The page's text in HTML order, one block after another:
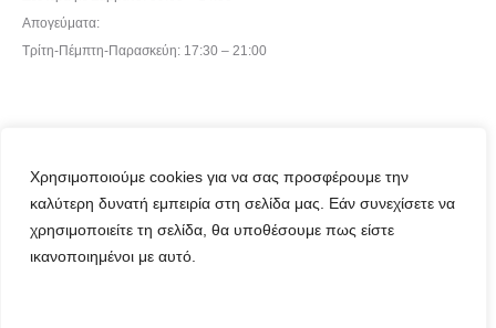
Χρησιμοποιούμε cookies για να σας προσφέρουμε την
καλύτερη δυνατή εμπειρία στη σελίδα μας. Εάν συνεχίσετε να
χρησιμοποιείτε τη σελίδα, θα υποθέσουμε πως είστε
ικανοποιημένοι με αυτό.
Απογεύματα:
Τρίτη-Πέμπτη-Παρασκεύη: 17:30 – 21:00
©2024 Raptopoulos Stores